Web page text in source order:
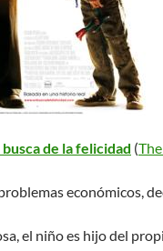
busca de la felicidad (
económicos,
el niño es hijo del